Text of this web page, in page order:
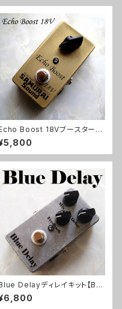
Boost 18Vブースターキ
ト【BASIC KIT】
Delayディレイキット【BA
KIT】